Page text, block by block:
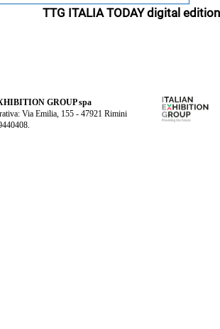
TTG ITALIA TODAY digital edition
GROUP spa
Via Emilia, 155 - 47921 Rimini